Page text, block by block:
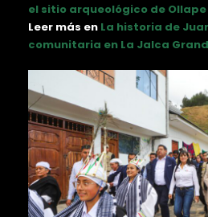
el sitio arqueológico de
Leer más en La historia de
comunitaria en La Jalca